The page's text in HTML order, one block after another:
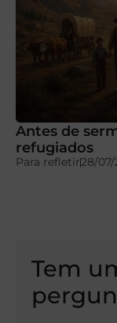
Antes de
refugiados
Para refletir28/07/
Tem